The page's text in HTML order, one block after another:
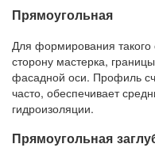
Прямоугольная
Для формирования такого
сторону мастерка,
фасадной оси. Профиль
часто, обеспечивает
гидроизоляции.
Прямоугольная